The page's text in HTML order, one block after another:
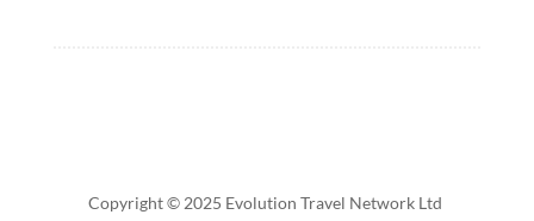
Copyright © 2025 Evolution Travel Network Ltd